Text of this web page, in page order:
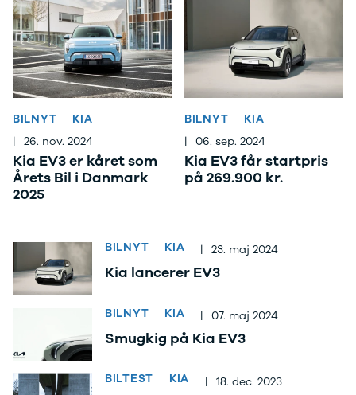
Privatleasing
Tilbud
EX40
Modeller
Anmeldelser
Privatleasing
Tilbud
Anmeldelser
Privatleasing
Tilbud
EX60
Privatleasing
Tilbud
ES90
Privatleasing
Tilbud
EX90
ë-C4
Cupra
Se alle Cupra
Elbil
Born
Dacia
Se alle Dacia
Sandero og
Sandero
Duster
Dokker
Lodgy
Lodgy
Jogger
BILNYT
KIA
| 26. nov. 2024
Kia EV3 er kåret som
Årets Bil i Danmark
2025
BILNYT
KIA
| 06. sep. 2024
Kia EV3 får startpris
på 269.900 kr.
BILNYT KIA | 23. maj 2024
Kia lancerer EV3
BILNYT KIA | 07. maj 2024
Smugkig på Kia EV3
BILTEST KIA | 18. dec. 2023